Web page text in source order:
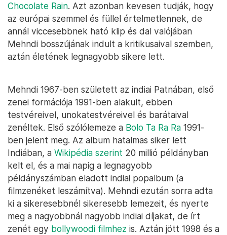
Chocolate Rain. Azt azonban kevesen tudják, hogy
az európai szemmel és füllel értelmetlennek, de
annál viccesebbnek ható klip és dal valójában
Mehndi bosszújának indult a kritikusaival szemben,
aztán életének legnagyobb sikere lett.
Mehndi 1967-ben született az indiai Patnában, első
zenei formációja 1991-ben alakult, ebben
testvéreivel, unokatestvéreivel és barátaival
zenéltek. Első szólólemeze a Bolo Ta Ra Ra 1991-
ben jelent meg. Az album hatalmas siker lett
Indiában, a Wikipédia szerint 20 millió példányban
kelt el, és a mai napig a legnagyobb
példányszámban eladott indiai popalbum (a
filmzenéket leszámítva). Mehndi ezután sorra adta
ki a sikeresebbnél sikeresebb lemezeit, és nyerte
meg a nagyobbnál nagyobb indiai díjakat, de írt
zenét egy bollywoodi filmhez is. Aztán jött 1998 és a